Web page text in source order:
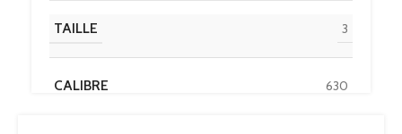
TAILLE 3
CALIBRE 630